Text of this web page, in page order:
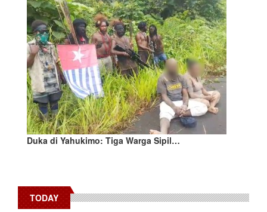
Duka di Yahukimo: Tiga Warga Sipil…
TODAY